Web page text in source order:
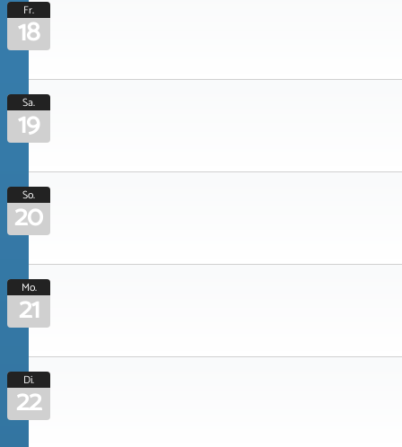
Fr.
18
Sa.
19
So.
20
Mo.
21
Di.
22